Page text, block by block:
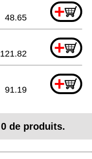
+
48.65
+
121.82
+
91.19
0 de produits.